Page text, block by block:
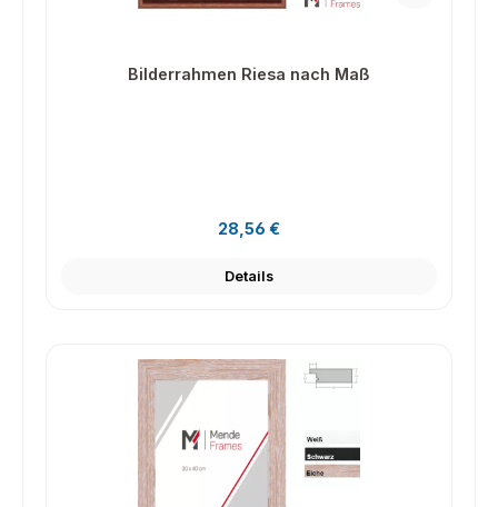
Bilderrahmen Riesa nach Maß
Regulärer Preis:
28,56 €
Details